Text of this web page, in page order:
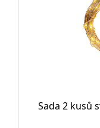
Sada 2 kusů